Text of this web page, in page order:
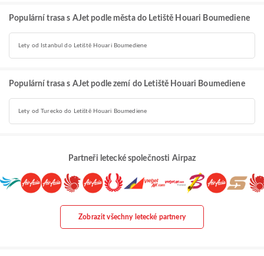
Populární trasa s AJet podle města do Letiště Houari Boumediene
Lety od Istanbul do Letiště Houari Boumediene
Populární trasa s AJet podle zemí do Letiště Houari Boumediene
Lety od Turecko do Letiště Houari Boumediene
Partneři letecké společnosti Airpaz
Zobrazit všechny letecké partnery